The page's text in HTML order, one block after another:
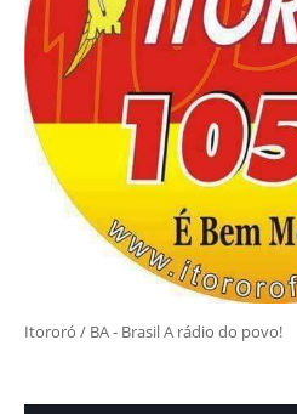
Itororó / BA - Brasil A rádio do povo!